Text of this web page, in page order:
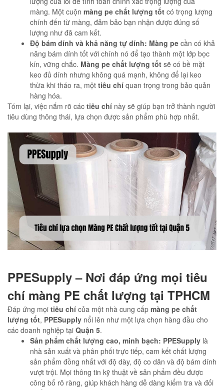
màng. Một cuộn màng pe chất lượng tốt có trọng lượng
chính đến từ màng, đảm bảo bạn nhận được đúng số
lượng như đã cam kết.
Độ bám dính và khả năng tự dính: Màng pe cần có khả
năng bám dính tốt với chính nó để tạo thành một lớp bọc
kín, vững chắc. Màng pe chất lượng tốt sẽ có bề mặt
keo đủ dính nhưng không quá mạnh, không để lại keo
thừa khi tháo ra, một tiêu chí quan trọng trong bảo quản
hàng hóa.
Tóm lại, việc nắm rõ các tiêu chí này sẽ giúp bạn trở thành người
tiêu dùng thông thái, lựa chọn được sản phẩm phù hợp nhất.
PPESupply – Nơi đáp ứng mọi tiêu
chí màng PE chất lượng tại TPHCM
Đáp ứng mọi tiêu chí của một nhà cung cấp màng pe chất
lượng tốt, PPESupply nổi lên như một lựa chọn hàng đầu cho
các doanh nghiệp tại Quận 5.
Sản phẩm chất lượng cao, minh bạch: PPESupply là
nhà sản xuất và phân phối trực tiếp, cam kết chất lượng
sản phẩm đồng nhất với độ dày, độ co dãn và độ bám dính
vượt trội. Mọi thông tin kỹ thuật về sản phẩm đều được
công bố rõ ràng, giúp khách hàng dễ dàng kiểm tra và đối